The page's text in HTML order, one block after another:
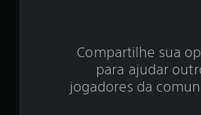
Compartilhe sua
para ajudar
jogadores da